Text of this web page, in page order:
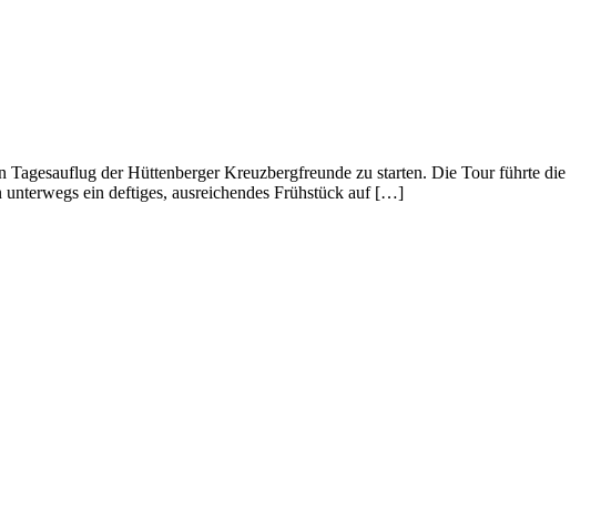
der Hüttenberger Kreuzbergfreunde zu starten. Die Tour führte die
ein deftiges, ausreichendes Frühstück auf […]